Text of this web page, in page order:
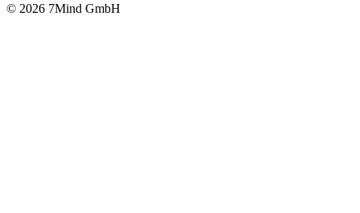
© 2026 7Mind GmbH